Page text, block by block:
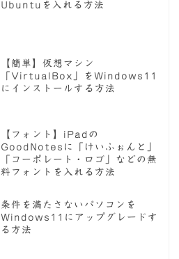
Ubuntuを入れる方法
【簡単】仮想マシン
「VirtualBox」をWindows11
にインストールする方法
【フォント】iPadの
GoodNotesに「けいふぉんと」
「コーポレート・ロゴ」などの無
料フォントを入れる方法
条件を満たさないパソコンを
Windows11にアップグレードす
る方法